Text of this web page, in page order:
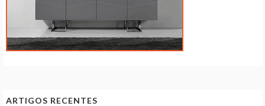
ARTIGOS RECENTES